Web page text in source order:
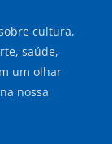
cultura,
saúde,
um olhar
nossa